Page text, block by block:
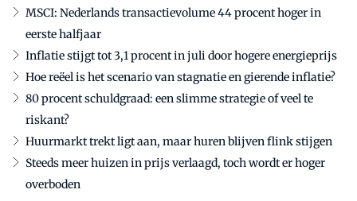
MSCI: Nederlands transactievolume 44 procent hoger in
eerste halfjaar
Inflatie stijgt tot 3,1 procent in juli door hogere energieprijs
Hoe reëel is het scenario van stagnatie en gierende inflatie?
80 procent schuldgraad: een slimme strategie of veel te
riskant?
Huurmarkt trekt ligt aan, maar huren blijven flink stijgen
Steeds meer huizen in prijs verlaagd, toch wordt er hoger
overboden